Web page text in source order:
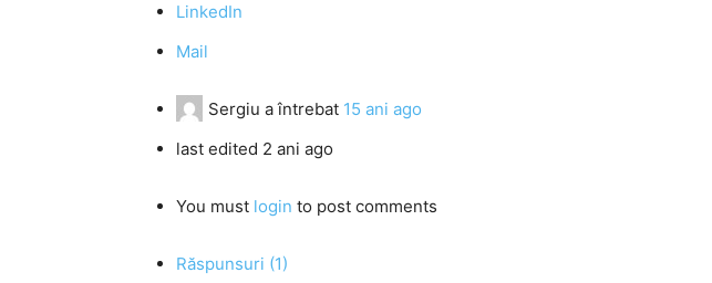
LinkedIn
Mail
Sergiu a întrebat 15 ani ago
last edited 2 ani ago
You must login to post comments
Răspunsuri (1)